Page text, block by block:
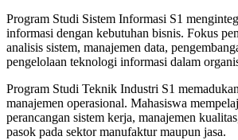
Program Studi Sistem Informasi S1
informasi dengan kebutuhan bisnis. Fokus
analisis sistem, manajemen data,
pengelolaan teknologi informasi dalam
Program Studi Teknik Industri S1
manajemen operasional. Mahasiswa
perancangan sistem kerja, manajemen
pasok pada sektor manufaktur maupun jasa.